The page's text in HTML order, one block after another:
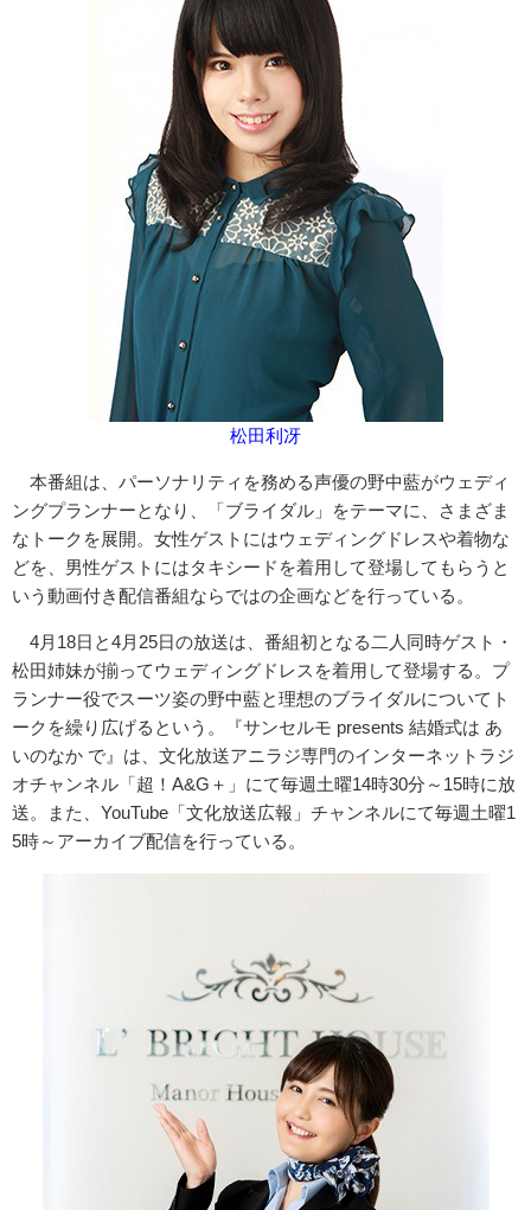
松田利冴
本番組は、パーソナリティを務める声優の野中藍がウェディ
ングプランナーとなり、「ブライダル」をテーマに、さまざま
なトークを展開。女性ゲストにはウェディングドレスや着物な
どを、男性ゲストにはタキシードを着用して登場してもらうと
いう動画付き配信番組ならではの企画などを行っている。
4月18日と4月25日の放送は、番組初となる二人同時ゲスト・
松田姉妹が揃ってウェディングドレスを着用して登場する。プ
ランナー役でスーツ姿の野中藍と理想のブライダルについてト
ークを繰り広げるという。『サンセルモ presents 結婚式は あ
いのなか で』は、文化放送アニラジ専門のインターネットラジ
オチャンネル「超！A&G＋」にて毎週土曜14時30分～15時に放
送。また、YouTube「文化放送広報」チャンネルにて毎週土曜1
5時～アーカイブ配信を行っている。